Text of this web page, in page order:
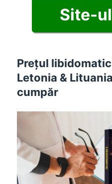
Site-
Prețul
Letonia &
cumpăr